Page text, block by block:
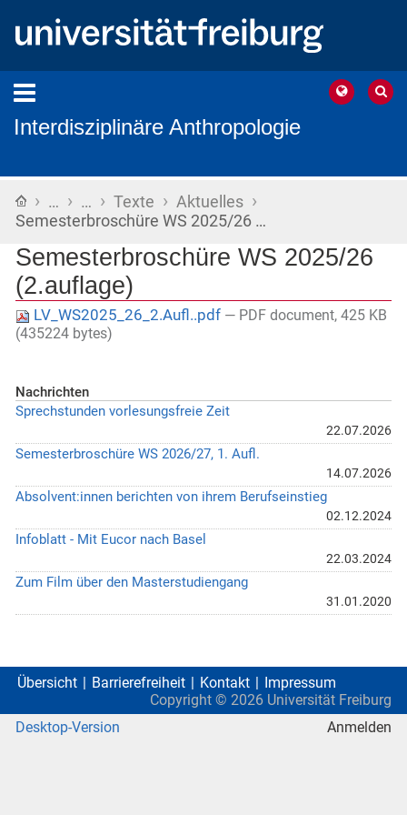
Interdisziplinäre Anthropologie
Startseite
› … › … › Texte › Aktuelles ›
Semesterbroschüre WS 2025/26 …
Semesterbroschüre WS 2025/26
(2.auflage)
LV_WS2025_26_2.Aufl..pdf — PDF document, 425 KB
(435224 bytes)
Nachrichten
Sprechstunden vorlesungsfreie Zeit
22.07.2026
Semesterbroschüre WS 2026/27, 1. Aufl.
14.07.2026
Absolvent:innen berichten von ihrem Berufseinstieg
02.12.2024
Infoblatt - Mit Eucor nach Basel
22.03.2024
Zum Film über den Masterstudiengang
31.01.2020
Übersicht Barrierefreiheit Kontakt
Impressum
Copyright © 2026 Universität Freiburg
Desktop-Version
Anmelden